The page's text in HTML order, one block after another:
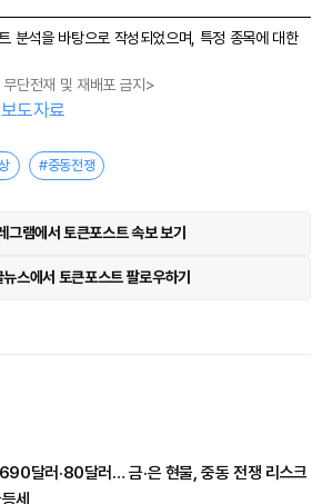
분석을 바탕으로 작성되었으며, 특정 종목에 대한
단전재 및 재배포 금지>
보도자료
#중동전쟁
그램에서 토큰포스트 속보 보기
스에서 토큰포스트 팔로우하기
달러·80달러… 금·은 현물, 중동 전쟁 리스크
세